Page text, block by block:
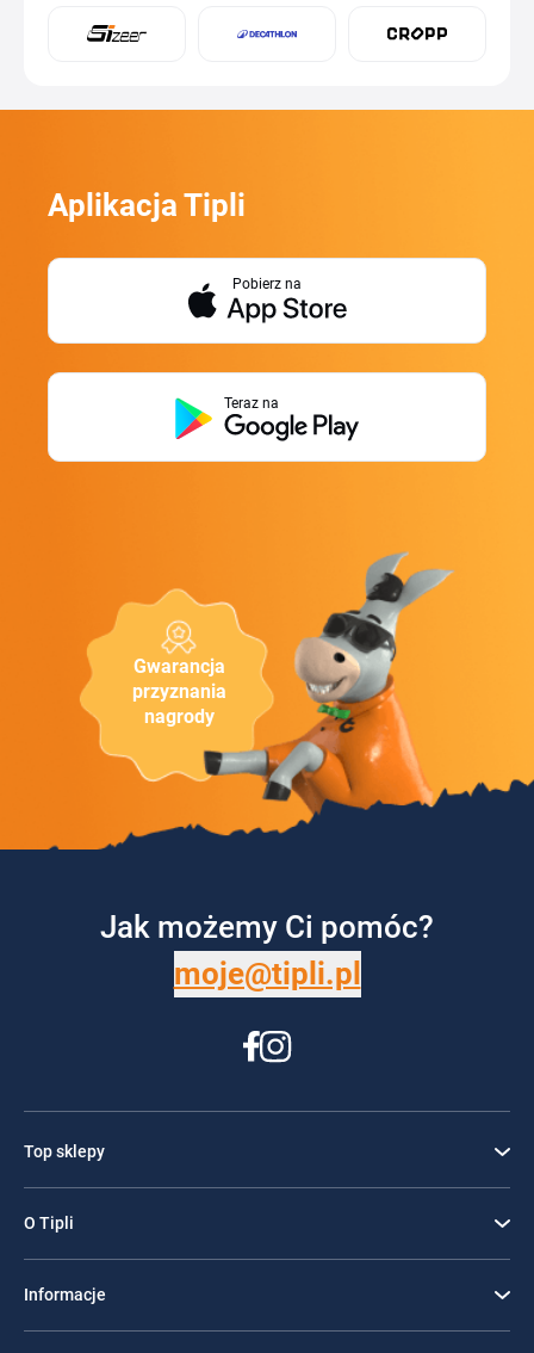
Gwarancja
przyznania
nagrody
Aplikacja Tipli
Pobierz na
Teraz na
Jak możemy Ci pomóc?
moje@tipli.pl
Top sklepy
O Tipli
Informacje